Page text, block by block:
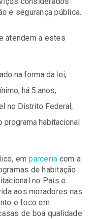
e segurança pública.
atendem a estes
na forma da lei;
há 5 anos;
no Distrito Federal;
programa habitacional
emparceria com a
de habitação
no País e
aos moradores nas
e foco em
de boa qualidade